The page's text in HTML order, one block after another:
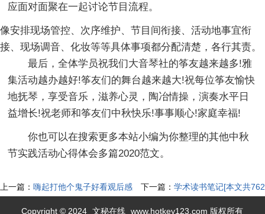
应面对面聚在一起讨论节目流程。
像安排现场管控、次序维护、节目间衔接、活动地事宜衔
接、现场调音、化妆等等具体事项都分配清楚，各行其责。
最后，全体学员祝我们大音琴社的筝友越来越多!雅
集活动越办越好!筝友们的舞台越来越大!祝每位筝友愉快
地抚琴，享受音乐，滋养心灵，陶冶情操，演奏水平日
益增长!祝老师和筝友们中秋快乐!事事顺心!家庭幸福!
你也可以在搜索更多本站小编为你整理的其他中秋
节实践活动心得体会多篇2020范文。
上一篇： 嗨起打他个鬼子好看观后感
(精选多篇)[本文共7982字]
下一篇： 学术读书笔记[本文共762
Copyright © 2024 文秘在线 www.hotkey123.com 版权所有